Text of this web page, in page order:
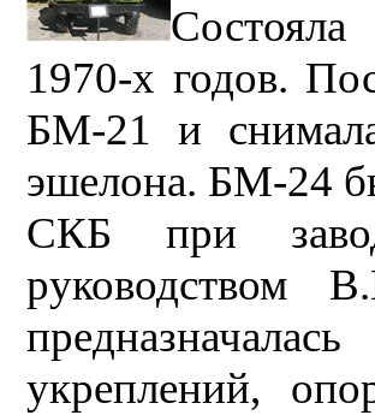
1970-х годов.
БМ-21 и
эшелона. БМ-24
СКБ при
руководством
укреплений,